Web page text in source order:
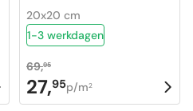
R9
20x20 cm
1-3 werkdagen
69,95
Oorspronkelijke
prijs
27,95
Huidige
prijs
p/m2